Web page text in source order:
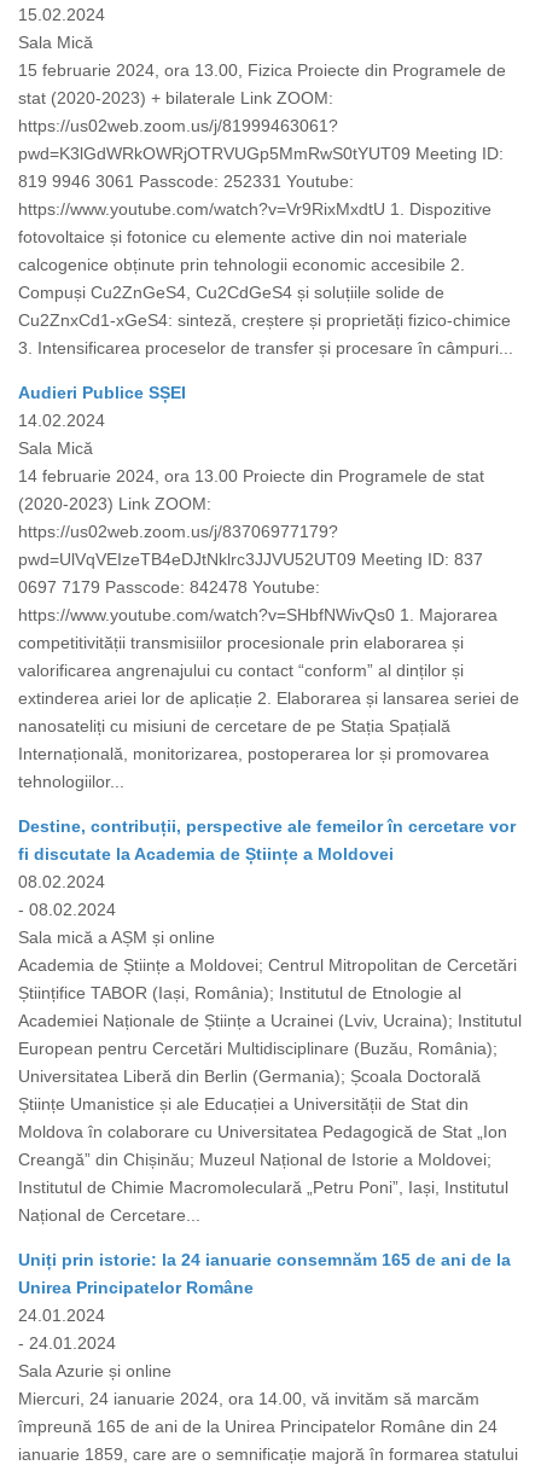
15.02.2024
Sala Mică
15 februarie 2024, ora 13.00, Fizica Proiecte din Programele de
stat (2020-2023) + bilaterale Link ZOOM:
https://us02web.zoom.us/j/81999463061?
pwd=K3lGdWRkOWRjOTRVUGp5MmRwS0tYUT09 Meeting ID:
819 9946 3061 Passcode: 252331 Youtube:
https://www.youtube.com/watch?v=Vr9RixMxdtU 1. Dispozitive
fotovoltaice și fotonice cu elemente active din noi materiale
calcogenice obținute prin tehnologii economic accesibile 2.
Compuși Cu2ZnGeS4, Cu2CdGeS4 și soluțiile solide de
Cu2ZnxCd1-xGeS4: sinteză, creștere și proprietăți fizico-chimice
3. Intensificarea proceselor de transfer și procesare în câmpuri...
Audieri Publice SȘEI
14.02.2024
Sala Mică
14 februarie 2024, ora 13.00 Proiecte din Programele de stat
(2020-2023) Link ZOOM:
https://us02web.zoom.us/j/83706977179?
pwd=UlVqVEIzeTB4eDJtNklrc3JJVU52UT09 Meeting ID: 837
0697 7179 Passcode: 842478 Youtube:
https://www.youtube.com/watch?v=SHbfNWivQs0 1. Majorarea
competitivității transmisiilor procesionale prin elaborarea și
valorificarea angrenajului cu contact “conform” al dinților și
extinderea ariei lor de aplicație 2. Elaborarea și lansarea seriei de
nanosateliți cu misiuni de cercetare de pe Stația Spațială
Internațională, monitorizarea, postoperarea lor și promovarea
tehnologiilor...
Destine, contribuții, perspective ale femeilor în cercetare vor
fi discutate la Academia de Științe a Moldovei
08.02.2024
- 08.02.2024
Sala mică a AȘM și online
Academia de Științe a Moldovei; Centrul Mitropolitan de Cercetări
Științifice TABOR (Iași, România); Institutul de Etnologie al
Academiei Naționale de Științe a Ucrainei (Lviv, Ucraina); Institutul
European pentru Cercetări Multidisciplinare (Buzău, România);
Universitatea Liberă din Berlin (Germania); Școala Doctorală
Științe Umanistice și ale Educației a Universității de Stat din
Moldova în colaborare cu Universitatea Pedagogică de Stat „Ion
Creangă” din Chișinău; Muzeul Național de Istorie a Moldovei;
Institutul de Chimie Macromoleculară „Petru Poni”, Iași, Institutul
Național de Cercetare...
Uniți prin istorie: la 24 ianuarie consemnăm 165 de ani de la
Unirea Principatelor Române
24.01.2024
- 24.01.2024
Sala Azurie și online
Miercuri, 24 ianuarie 2024, ora 14.00, vă invităm să marcăm
împreună 165 de ani de la Unirea Principatelor Române din 24
ianuarie 1859, care are o semnificație majoră în formarea statului